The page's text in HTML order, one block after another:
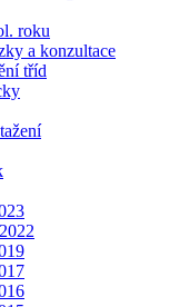
roku
a konzultace
tříd